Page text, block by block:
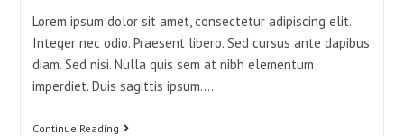
Lorem ipsum dolor sit amet, consectetur adipiscing elit.
Integer nec odio. Praesent libero. Sed cursus ante dapibus
diam. Sed nisi. Nulla quis sem at nibh elementum
imperdiet. Duis sagittis ipsum.…
Continue Reading